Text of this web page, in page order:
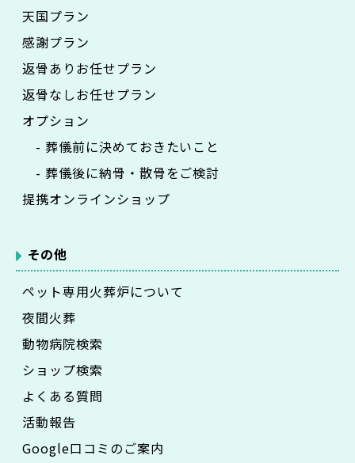
天国プラン
感謝プラン
返骨ありお任せプラン
返骨なしお任せプラン
オプション
- 葬儀前に決めておきたいこと
- 葬儀後に納骨・散骨をご検討
提携オンラインショップ
その他
ペット専用火葬炉について
夜間火葬
動物病院検索
ショップ検索
よくある質問
活動報告
Google口コミのご案内